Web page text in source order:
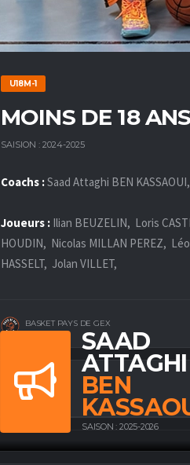
U18M-1
MOINS DE 18
SAISION : 2024-2025
Coachs :Saad Attaghi BEN KASSAOUI,
Joueurs : Ilian BEUZELIN, Loris
HOUDIN, Nicolas MILLAN PEREZ,
HASSELT, Jolan VILLET,
BASKET PAYS DE GEX
COACHS
SAAD
ATTAGHI
BEN
SAISON : 2025-2026